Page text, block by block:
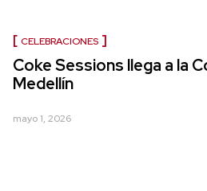
CELEBRACIONES
Coke Sessions llega a la
Medellín
mayo 1, 2026